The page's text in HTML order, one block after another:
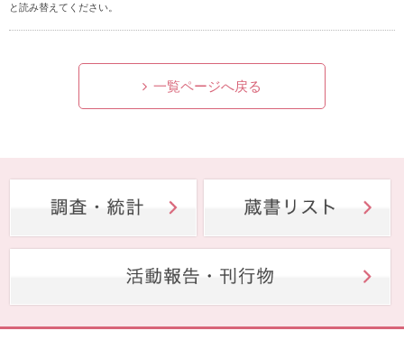
と読み替えてください。
一覧ページへ戻る